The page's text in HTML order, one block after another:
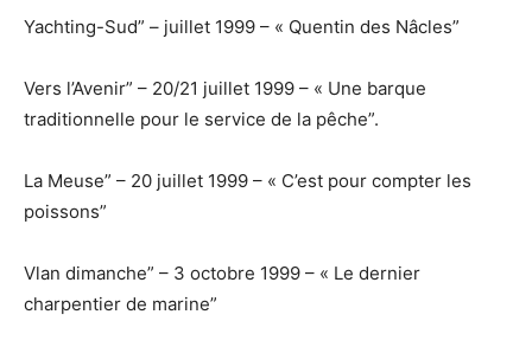
Yachting-Sud” – juillet 1999 – « Quentin des Nâcles”
Vers l’Avenir” – 20/21 juillet 1999 – « Une barque
traditionnelle pour le service de la pêche”.
La Meuse” – 20 juillet 1999 – « C’est pour compter les
poissons”
Vlan dimanche” – 3 octobre 1999 – « Le dernier
charpentier de marine”